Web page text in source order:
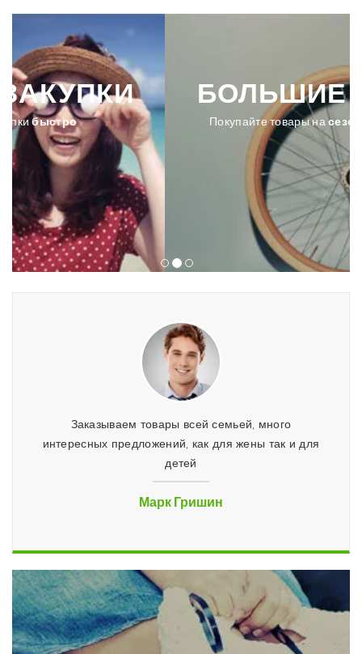
БОЛЬШИЕСКИДКИ
Покупайте товары на сезонной распродаже
Заказываем товары всей семьей, много
интересных предложений, как для жены так и для
детей
Марк Гришин